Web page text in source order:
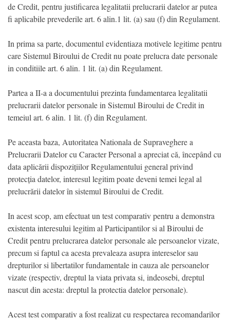
de Credit, pentru justificarea legalitatii prelucrarii datelor ar putea
fi aplicabile prevederile art. 6 alin.1 lit. (a) sau (f) din Regulament.
In prima sa parte, documentul evidentiaza motivele legitime pentru
care Sistemul Biroului de Credit nu poate prelucra date personale
in conditiile art. 6 alin. 1 lit. (a) din Regulament.
Partea a II-a a documentului prezinta fundamentarea legalitatii
prelucrarii datelor personale in Sistemul Biroului de Credit in
temeiul art. 6 alin. 1 lit. (f) din Regulament.
Pe aceasta baza, Autoritatea Nationala de Supraveghere a
Prelucrarii Datelor cu Caracter Personal a apreciat că, începând cu
data aplicării dispozițiilor Regulamentului general privind
protecția datelor, interesul legitim poate deveni temei legal al
prelucrării datelor în sistemul Biroului de Credit.
In acest scop, am efectuat un test comparativ pentru a demonstra
existenta interesului legitim al Participantilor si al Biroului de
Credit pentru prelucrarea datelor personale ale persoanelor vizate,
precum si faptul ca acesta prevaleaza asupra intereselor sau
drepturilor si libertatilor fundamentale in cauza ale persoanelor
vizate (respectiv, dreptul la viata privata si, indeosebi, dreptul
nascut din acesta: dreptul la protectia datelor personale).
Acest test comparativ a fost realizat cu respectarea recomandarilor